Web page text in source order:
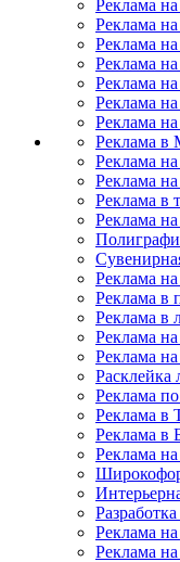
Реклама
Реклама
Реклама
Реклама
Реклама
Реклама
Реклама
Реклама
Реклама на
Реклама
Реклама в
Реклама
Реклама
Реклама в
Реклама в
Реклама
Реклама
Расклейка
Реклама
Реклама в
Реклама в
Реклама
Реклама
Реклама